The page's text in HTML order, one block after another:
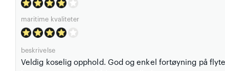
maritime kvaliteter
beskrivelse
Veldig koselig opphold. God og enkel fortøyning på